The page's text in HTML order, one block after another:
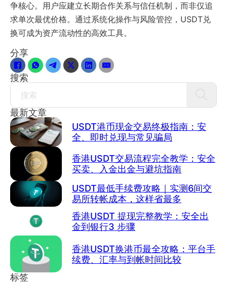
争核心。用户应建立长期合作关系与信任机制，而非仅追
求单次最优价格。通过系统化操作与风险管控，USDT兑
换可成为资产流动性的高效工具。
分享
搜索
Search
最新文章
USDT港币现金交易终极指南：安
全、即时兑现与常见骗局
香港USDT交易流程完全教学：安全
买卖、入金出金与避坑指南
USDT最低手续费攻略｜实测6间交
易所转帐成本，这样省最多
香港USDT 提现完整教学：安全出
金到银行3 步骤
香港USDT换港币最全攻略：平台手
续费、汇率与到帐时间比较
标签